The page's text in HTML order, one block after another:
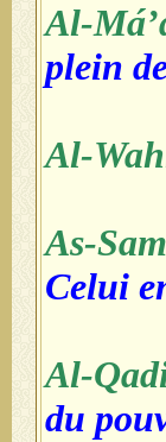
Al-
plein
Al-
As-
Celui
Al-
du